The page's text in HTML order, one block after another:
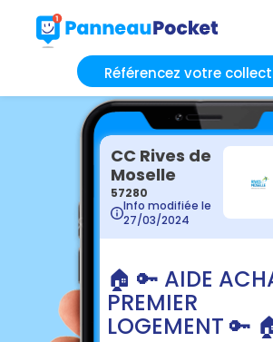
Référencez votre
CC Rives de
Moselle
57280
Info modifiée le
27/03/2024
🏠 🔑 AIDE
PREMIER
LOGEMENT 🔑